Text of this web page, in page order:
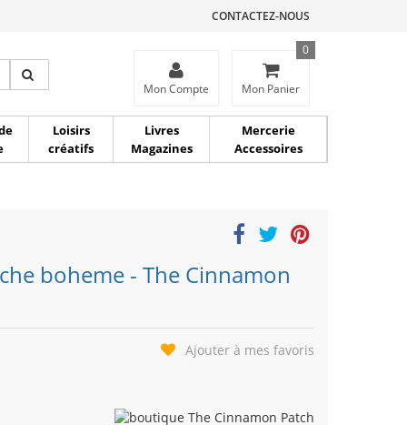
CONTACTEZ-NOUS
Mon Compte Mon Panier
0
Loisirs
créatifs
Livres
Magazines
Mercerie
Accessoires
boheme - The Cinnamon
Ajouter à mes favoris